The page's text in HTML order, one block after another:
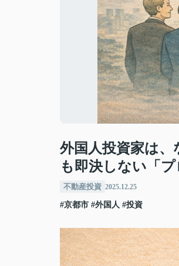
外国人投資家は
も即決しない「
不動産投資 2025.12.25
#京都市 #外国人 #投資